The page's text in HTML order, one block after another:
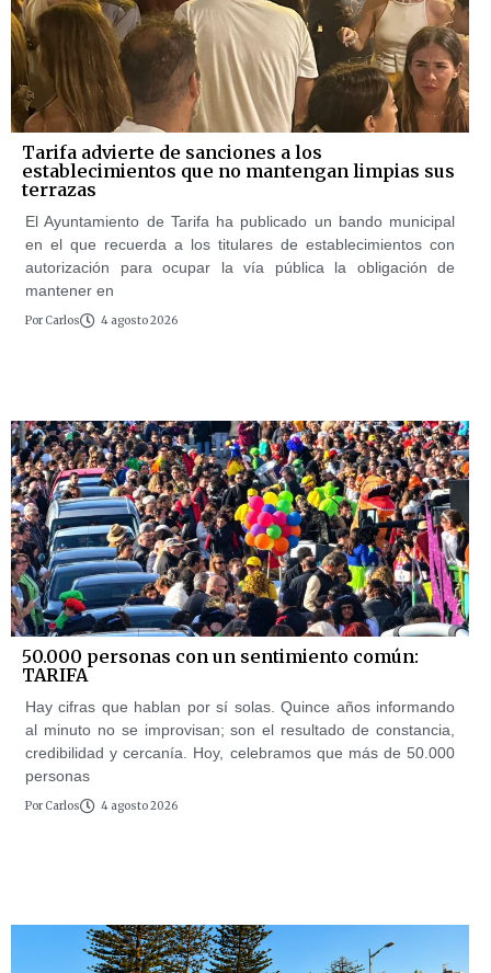
Tarifa advierte de sanciones a los
establecimientos que no mantengan limpias sus
terrazas
El Ayuntamiento de Tarifa ha publicado un bando municipal
en el que recuerda a los titulares de establecimientos con
autorización para ocupar la vía pública la obligación de
mantener en
Por Carlos 4 agosto 2026
50.000 personas con un sentimiento común:
TARIFA
Hay cifras que hablan por sí solas. Quince años informando
al minuto no se improvisan; son el resultado de constancia,
credibilidad y cercanía. Hoy, celebramos que más de 50.000
personas
Por Carlos 4 agosto 2026